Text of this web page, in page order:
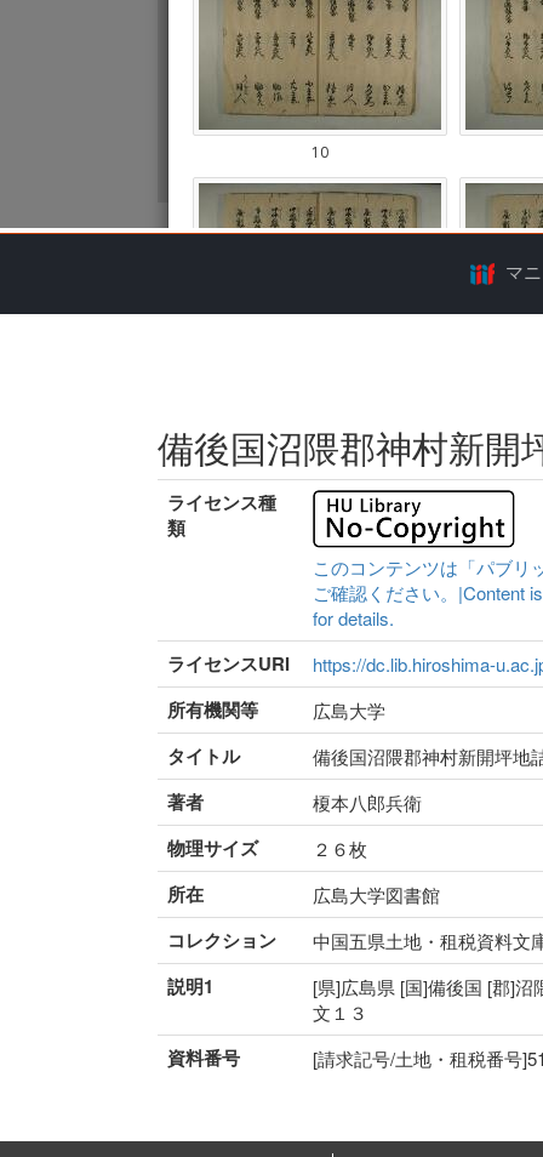
マ
備後国沼隈郡神村新開
ライセンス種
類
このコンテンツは「パブリ
ご確認ください。|Content
for details.
ライセンスURI https://dc.lib.hiroshima-
所有機関等 広島大学
タイトル 備後国沼隈郡神村新開坪地
著者 榎本八郎兵衛
物理サイズ ２６枚
所在 広島大学図書館
コレクション 中国五県土地・租税資料文
説明1
[県]広島県 [国]備後国 [郡]
文１３
資料番号 [請求記号/土地・租税番号